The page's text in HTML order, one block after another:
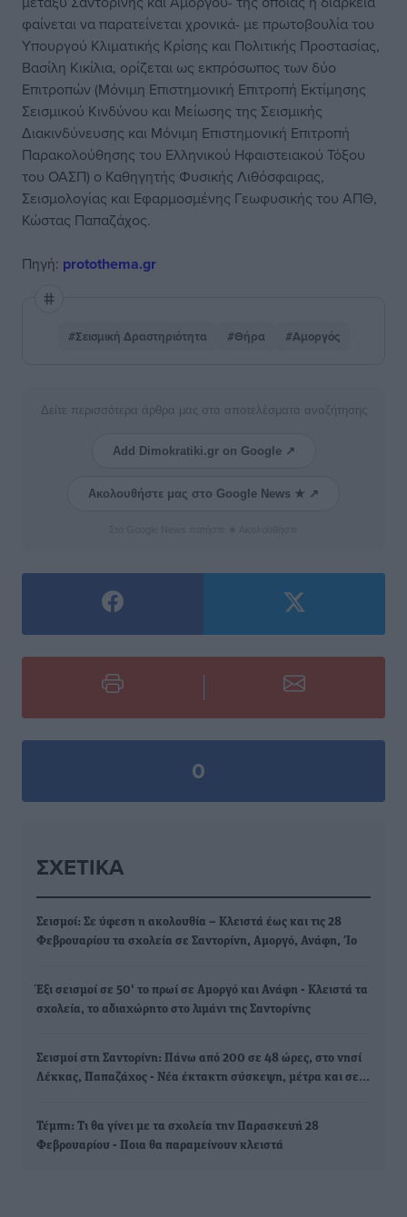
φαίνεται να παρατείνεται χρονικά- με πρωτοβουλία του
Υπουργού Κλιματικής Κρίσης και Πολιτικής Προστασίας,
Βασίλη Κικίλια, ορίζεται ως εκπρόσωπος των δύο
Επιτροπών (Μόνιμη Eπιστημονική Eπιτροπή Εκτίμησης
Σεισμικού Κινδύνου και Μείωσης της Σεισμικής
Διακινδύνευσης και Μόνιμη Επιστημονική Επιτροπή
Παρακολούθησης του Ελληνικού Ηφαιστειακού Τόξου
του ΟΑΣΠ) ο Καθηγητής Φυσικής Λιθόσφαιρας,
Σεισμολογίας και Εφαρμοσμένης Γεωφυσικής του ΑΠΘ,
Κώστας Παπαζάχος.
Πηγή: protothema.gr
#Σεισμική Δραστηριότητα #Θήρα #Αμοργός
Δείτε περισσότερα άρθρα μας στα αποτελέσματα αναζήτησης
Add Dimokratiki.gr on Google ↗
Ακολουθήστε μας στο Google News ★ ↗
0
ΣΧΕΤΙΚΆ
Σεισμοί: Σε ύφεση η ακολουθία – Κλειστά έως και τις 28
Φεβρουαρίου τα σχολεία σε Σαντορίνη, Αμοργό, Ανάφη, Ίο
Έξι σεισμοί σε 50' το πρωί σε Αμοργό και Ανάφη - Κλειστά τα
σχολεία, το αδιαχώρητο στο λιμάνι της Σαντορίνης
Σεισμοί στη Σαντορίνη: Πάνω από 200 σε 48 ώρες, στο νησί
Λέκκας, Παπαζάχος - Νέα έκτακτη σύσκεψη, μέτρα και σε…
Τέμπη: Τι θα γίνει με τα σχολεία την Παρασκευή 28
Φεβρουαρίου - Ποια θα παραμείνουν κλειστά